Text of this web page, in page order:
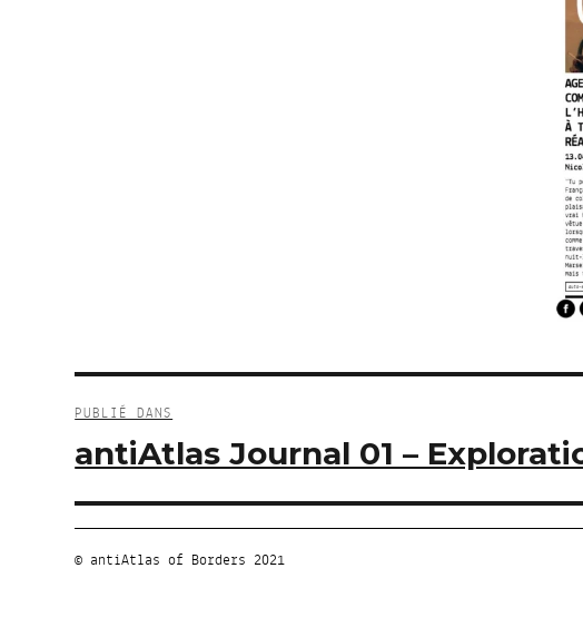
Navigation
de
l’article
PUBLIÉ DANS
antiAtlas Journal 01 –
© antiAtlas of Borders 2021